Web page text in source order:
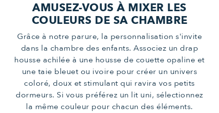
AMUSEZ-VOUS À MIXER LES
COULEURS DE SA CHAMBRE
Grâce à notre parure, la personnalisation s'invite
dans la chambre des enfants. Associez un drap
housse achilée à une housse de couette opaline et
une taie bleuet ou ivoire pour créer un univers
coloré, doux et stimulant qui ravira vos petits
dormeurs. Si vous préférez un lit uni, sélectionnez
la même couleur pour chacun des éléments.